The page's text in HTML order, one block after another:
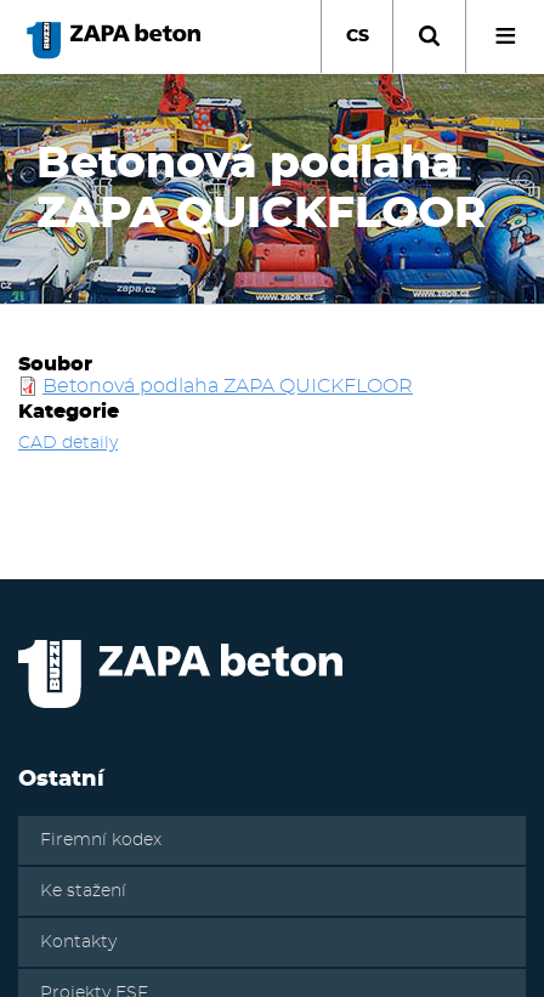
hlavnímu
obsahu
CS
Betonová podlaha
ZAPA QUICKFLOOR
Soubor
Betonová podlaha ZAPA QUICKFLOOR
Kategorie
CAD detaily
Ostatní
Firemní kodex
Ke stažení
Kontakty
Projekty ESF